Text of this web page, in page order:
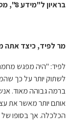
בראיון ל"מידע 8", מסכם לפיד את המפגש ועונה לשאלות הקוראים.
מר לפיד, כיצד אתה
לפיד: "היה מפגש
לשתוק יותר על כך
ברמה גבוהה מאוד.
אותם יותר מאשר את
הכלכלה. אך בסופו